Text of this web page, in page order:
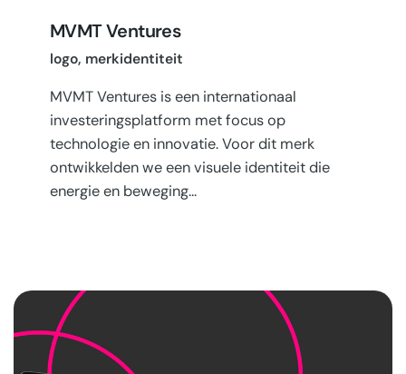
MVMT Ventures
logo merkidentiteit
MVMT Ventures is een internationaal
investeringsplatform met focus op
technologie en innovatie. Voor dit merk
ontwikkelden we een visuele identiteit die
energie en beweging…